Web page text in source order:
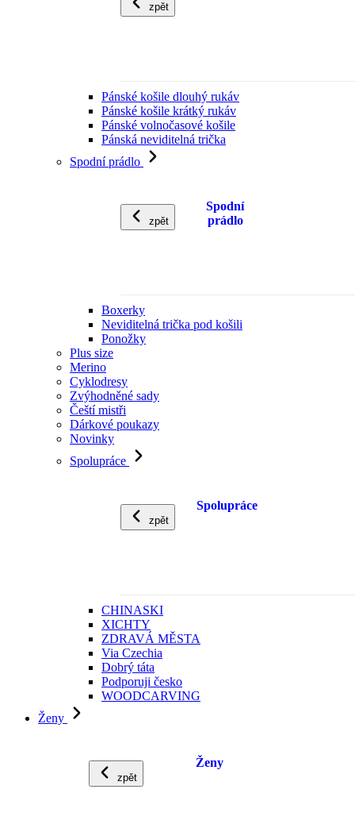
zpět
Pánské košile dlouhý rukáv
Pánské košile krátký rukáv
Pánské volnočasové košile
Pánská neviditelná trička
Spodní prádlo
zpět
Spodní
prádlo
Boxerky
Neviditelná trička pod košili
Ponožky
Plus size
Merino
Cyklodresy
Zvýhodněné sady
Čeští mistři
Dárkové poukazy
Novinky
Spolupráce
zpět
Spolupráce
CHINASKI
XICHTY
ZDRAVÁ MĚSTA
Via Czechia
Dobrý táta
Podporuji česko
WOODCARVING
Ženy
zpět
Ženy